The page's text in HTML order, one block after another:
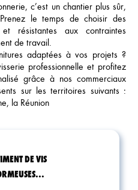
c’est un chantier plus sûr,
le temps de choisir des
résistantes aux contraintes
de travail.
adaptées à vos projets ?
professionnelle et profitez
grâce à nos commerciaux
sur les territoires suivants :
la Réunion
DE VIS